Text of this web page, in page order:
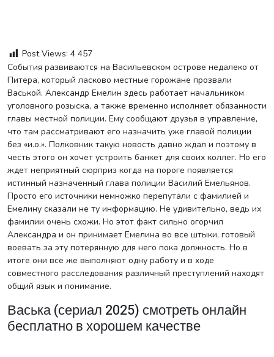
Post Views: 4 457
События развиваются на Васильевском острове недалеко от
Питера, который ласково местные горожане прозвали
Васькой. Александр Емелин здесь работает начальником
уголовного розыска, а также временно исполняет обязанности
главы местной полиции. Ему сообщают друзья в управление,
что там рассматривают его назначить уже главой полиции
без «и.о.». Полковник такую новость давно ждал и поэтому в
честь этого он хочет устроить банкет для своих коллег. Но его
ждет неприятный сюрприз когда на пороге появляется
истинный назначенный глава полиции Василий Емельянов.
Просто его источники немножко перепутали с фамилией и
Емелину сказали не ту информацию. Не удивительно, ведь их
фамилии очень схожи. Но этот факт сильно огорчил
Александра и он принимает Емелина во все штыки, готовый
воевать за эту потерянную для него пока должность. Но в
итоге они все же выполняют одну работу и в ходе
совместного расследования различный преступлений находят
общий язык и понимание.
Васька (сериал 2025) смотреть онлайн
бесплатно в хорошем качестве